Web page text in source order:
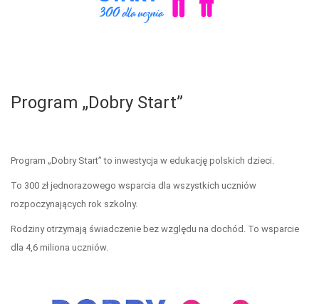
Program „Dobry Start”
Program „Dobry Start” to inwestycja w edukację polskich dzieci.
To 300 zł jednorazowego wsparcia dla wszystkich uczniów
rozpoczynających rok szkolny.
Rodziny otrzymają świadczenie bez względu na dochód. To wsparcie
dla 4,6 miliona uczniów.